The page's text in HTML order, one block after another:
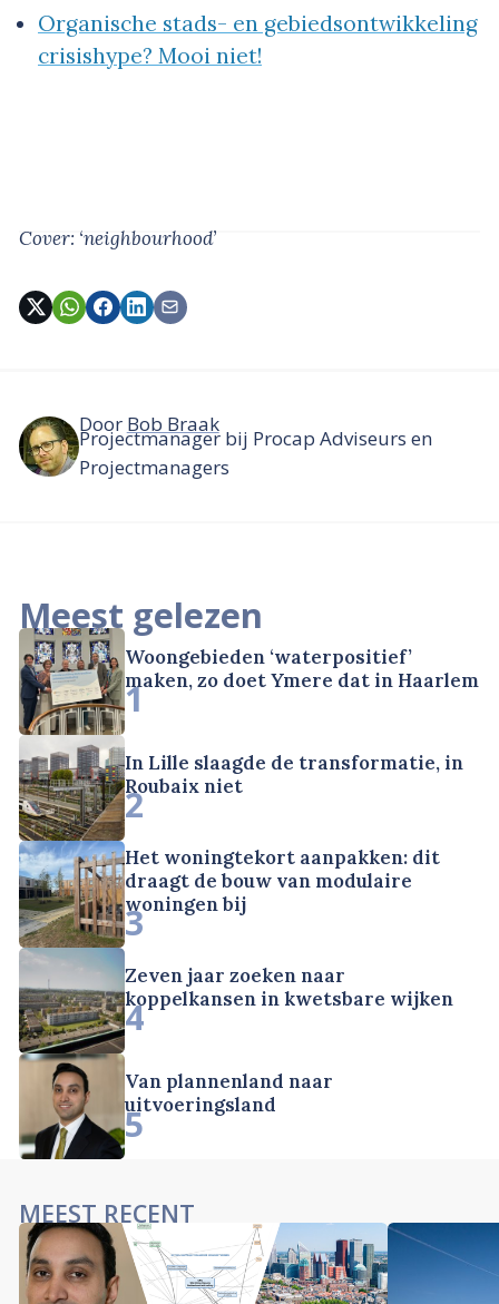
Organische stads- en gebiedsontwikkeling
crisishype? Mooi niet!
Cover: ‘neighbourhood’
Door Bob Braak
Projectmanager bij Procap Adviseurs en
Projectmanagers
Meest gelezen
Woongebieden ‘waterpositief’
maken, zo doet Ymere dat in Haarlem
1
In Lille slaagde de transformatie, in
Roubaix niet
2
Het woningtekort aanpakken: dit
draagt de bouw van modulaire
woningen bij
3
Zeven jaar zoeken naar
koppelkansen in kwetsbare wijken
4
Van plannenland naar
uitvoeringsland
5
MEEST RECENT